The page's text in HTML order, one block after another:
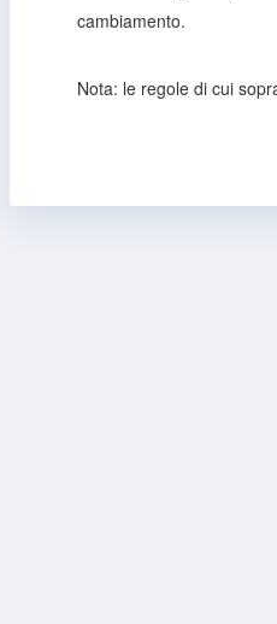
cambiamento.
Nota: le regole di cui